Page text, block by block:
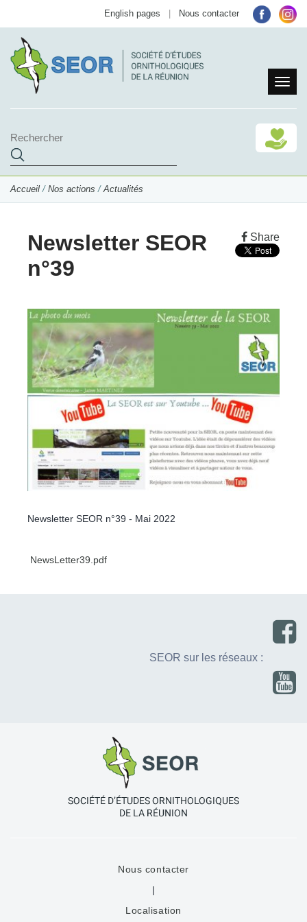
English pages Nous contacter
Accueil / Nos actions /Actualités
Share
Newsletter SEOR
n°39
Newsletter SEOR n°39 - Mai 2022
NewsLetter39.pdf
SEOR sur les réseaux :
Nous contacter
|
Localisation